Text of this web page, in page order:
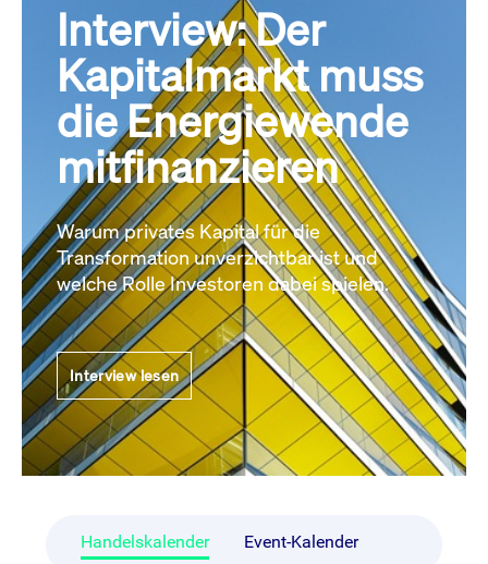
Interview: Der
Kapitalmarkt muss
die Energiewende
mitfinanzieren
Warum privates Kapital für die
Transformation unverzichtbar ist und
welche Rolle Investoren dabei spielen.
Interview lesen
Handelskalender Event-Kalender